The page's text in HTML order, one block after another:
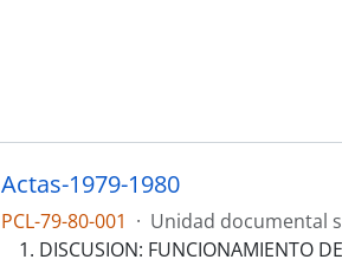
Actas-1979-1980
PCL-79-80-001 · Unidad documental
DISCUSION: FUNCIONAMIENTO